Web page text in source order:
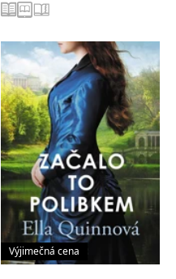
Výjimečná cena